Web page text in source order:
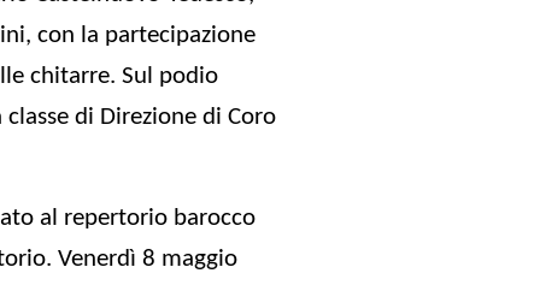
con la partecipazione
chitarre. Sul podio
di Direzione di Coro
al repertorio barocco
Venerdì 8 maggio